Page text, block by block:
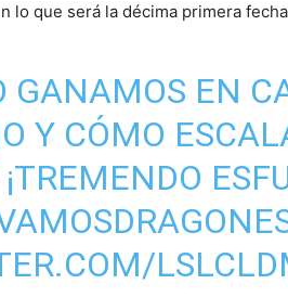
lo que será la décima primera
GANAMOS EN
Y CÓMO
¡TREMENDO